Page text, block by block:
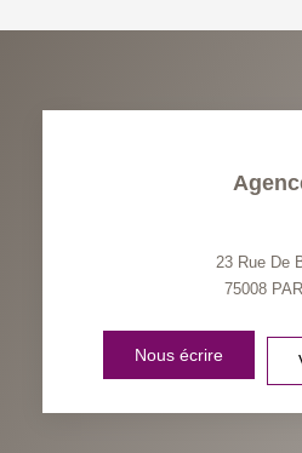
23 Rue De
75008
Nous écrire